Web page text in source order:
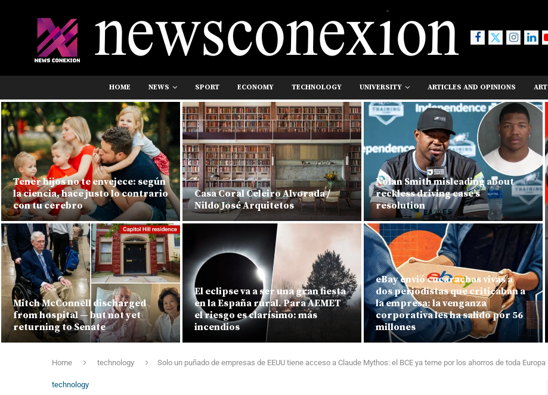
HOME NEWS SPORT ECONOMY TECHNOLOGY UNIVERSITY ARTICLES AND OPINIONS ART
Tener hijos no te envejece: según
la ciencia, hace justo lo contrario
con tu cerebro
Mitch McConnell discharged
from hospital — but not yet
returning to Senate
Casa Coral Celeiro Alvorada /
Nildo José Arquitetos
El eclipse va a ser una gran fiesta
en la España rural. Para AEMET
el riesgo es clarísimo: más
incendios
Nolan Smith misleading about
reckless driving case’s
resolution
eBay envió cucarachas vivas a
dos periodistas que criticaban a
la empresa: la venganza
corporativa les ha salido por 56
millones
Home technology Solo un puñado de empresas de EEUU tiene acceso a Claude Mythos: el BCE ya teme por los ahorros de toda Europa
technology